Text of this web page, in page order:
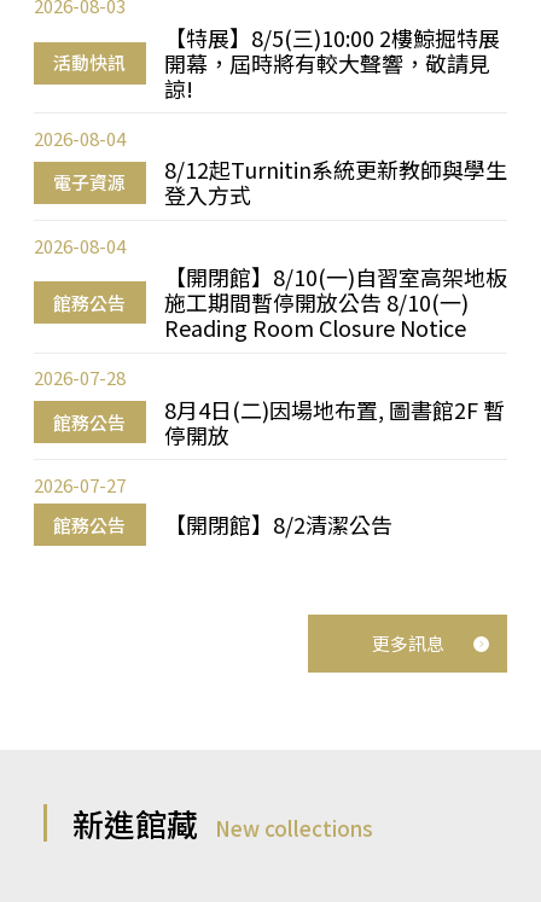
活動快訊
【特展】8/5(三)10:00 2樓鯨掘特展
開幕，屆時將有較大聲響，敬請見
諒!
2026-08-03
電子資源
8/12起Turnitin系統更新教師與學生
登入方式
2026-08-04
館務公告
【開閉館】8/10(一)自習室高架地板
施工期間暫停開放公告 8/10(一)
Reading Room Closure Notice
2026-08-04
館務公告
8月4日(二)因場地布置, 圖書館2F 暫
停開放
2026-07-28
館務公告 【開閉館】8/2清潔公告
2026-07-27
更多訊息
新進館藏 New collections